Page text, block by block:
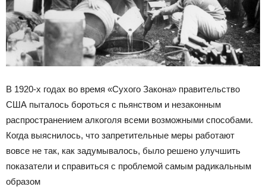
В 1920-х годах во время «Сухого Закона» правительство
США пыталось бороться с пьянством и незаконным
распространением алкоголя всеми возможными способами.
Когда выяснилось, что запретительные меры работают
вовсе не так, как задумывалось, было решено улучшить
показатели и справиться с проблемой самым радикальным
образом